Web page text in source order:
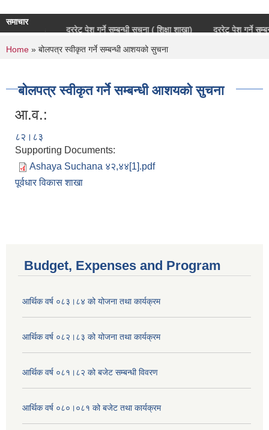
समाचार
दररेट पेश गर्ने सम्बन्धी सूचना ( शिक्षा शाखा) दररेट पेश गर्ने सम्बन्धी
You are here
Home » बोलपत्र स्वीकृत गर्ने सम्बन्धी आशयको सुचना
बोलपत्र स्वीकृत गर्ने सम्बन्धी आशयको सुचना
आ.व.:
८२।८३
Supporting Documents:
Ashaya Suchana ४२,४४[1].pdf
पूर्वधार विकास शाखा
Budget, Expenses and Program
आर्थिक वर्ष ०८३।८४ को योजना तथा कार्यक्रम
आर्थिक वर्ष ०८२।८३ को योजना तथा कार्यक्रम
आर्थिक वर्ष ०८१।८२ को बजेट सम्बन्धी विवरण
आर्थिक वर्ष ०८०।०८१ को बजेट तथा कार्यक्रम